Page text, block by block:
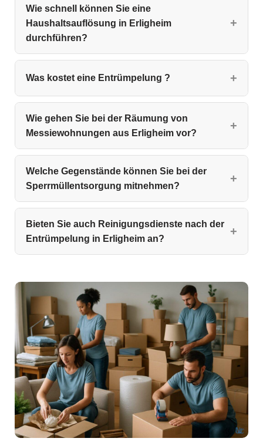
Wie schnell können Sie eine
Haushaltsauflösung in Erligheim
durchführen?
Was kostet eine Entrümpelung ?
Wie gehen Sie bei der Räumung von
Messiewohnungen aus Erligheim vor?
Welche Gegenstände können Sie bei der
Sperrmüllentsorgung mitnehmen?
Bieten Sie auch Reinigungsdienste nach der
Entrümpelung in Erligheim an?